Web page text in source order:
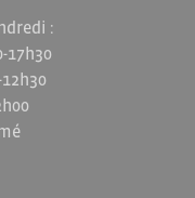
:
17h30